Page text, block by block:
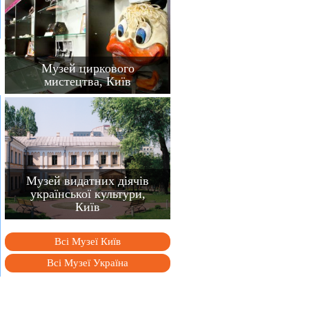
Музей циркового
мистецтва, Київ
Музей видатних діячів
української культури,
Київ
Всі Музеї Київ
Всі Музеї Україна